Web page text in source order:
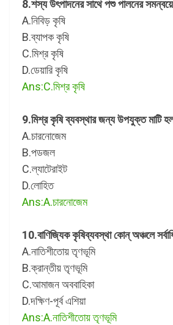
8.শস্য উৎপাদনের সাথে পশু পালনের
A.নিবিড় কৃষি
B.ব্যাপক কৃষি
C.মিশ্র কৃষি
D.ডেয়ারি কৃষি
Ans:C.মিশ্র কৃষি
9.মিশ্র কৃষি ব্যবস্থার জন্য উপযুক্ত মাটি
A.চারনোজেম
B.পডজল
C.ল্যাটেরাইট
D.লোহিত
Ans:A.চারনোজেম
10.বাণিজ্যিক কৃষিব্যবস্থা কোন্ অঞ্চলে
A.নাতিশীতোয় তৃণভূমি
B.ক্রান্তীয় তৃণভূমি
C.আমাজন অববাহিকা
D.দক্ষিণ-পূর্ব এশিয়া
Ans:A.নাতিশীতোয় তৃণভূমি